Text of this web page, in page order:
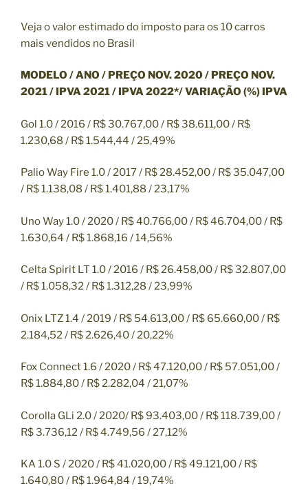
Veja o valor estimado do imposto para os 10 carros
mais vendidos no Brasil
MODELO / ANO / PREÇO NOV. 2020 / PREÇO NOV.
2021 / IPVA 2021 / IPVA 2022*/ VARIAÇÃO (%) IPVA
Gol 1.0 / 2016 / R$ 30.767,00 / R$ 38.611,00 / R$
1.230,68 / R$ 1.544,44 / 25,49%
Palio Way Fire 1.0 / 2017 / R$ 28.452,00 / R$ 35.047,00
/ R$ 1.138,08 / R$ 1.401,88 / 23,17%
Uno Way 1.0 / 2020 / R$ 40.766,00 / R$ 46.704,00 / R$
1.630,64 / R$ 1.868,16 / 14,56%
Celta Spirit LT 1.0 / 2016 / R$ 26.458,00 / R$ 32.807,00
/ R$ 1.058,32 / R$ 1.312,28 / 23,99%
Onix LTZ 1.4 / 2019 / R$ 54.613,00 / R$ 65.660,00 / R$
2.184,52 / R$ 2.626,40 / 20,22%
Fox Connect 1.6 / 2020 / R$ 47.120,00 / R$ 57.051,00 /
R$ 1.884,80 / R$ 2.282,04 / 21,07%
Corolla GLi 2.0 / 2020/ R$ 93.403,00 / R$ 118.739,00 /
R$ 3.736,12 / R$ 4.749,56 / 27,12%
KA 1.0 S / 2020 / R$ 41.020,00 / R$ 49.121,00 / R$
1.640,80 / R$ 1.964,84 / 19,74%